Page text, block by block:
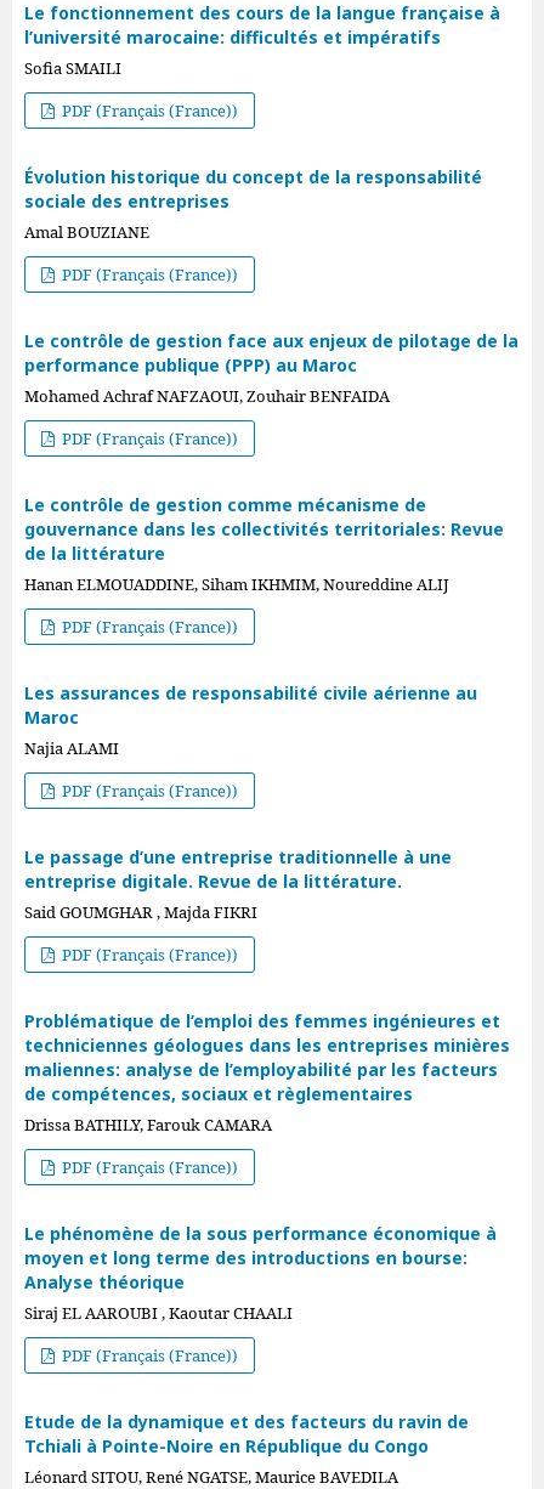
Le fonctionnement des cours de la langue française à
l’université marocaine: difficultés et impératifs
Sofia SMAILI
PDF (Français (France))
Évolution historique du concept de la responsabilité
sociale des entreprises
Amal BOUZIANE
PDF (Français (France))
Le contrôle de gestion face aux enjeux de pilotage de la
performance publique (PPP) au Maroc
Mohamed Achraf NAFZAOUI, Zouhair BENFAIDA
PDF (Français (France))
Le contrôle de gestion comme mécanisme de
gouvernance dans les collectivités territoriales: Revue
de la littérature
Hanan ELMOUADDINE, Siham IKHMIM, Noureddine ALIJ
PDF (Français (France))
Les assurances de responsabilité civile aérienne au
Maroc
Najia ALAMI
PDF (Français (France))
Le passage d’une entreprise traditionnelle à une
entreprise digitale. Revue de la littérature.
Said GOUMGHAR , Majda FIKRI
PDF (Français (France))
Problématique de l’emploi des femmes ingénieures et
techniciennes géologues dans les entreprises minières
maliennes: analyse de l’employabilité par les facteurs
de compétences, sociaux et règlementaires
Drissa BATHILY, Farouk CAMARA
PDF (Français (France))
Le phénomène de la sous performance économique à
moyen et long terme des introductions en bourse:
Analyse théorique
Siraj EL AAROUBI , Kaoutar CHAALI
PDF (Français (France))
Etude de la dynamique et des facteurs du ravin de
Tchiali à Pointe-Noire en République du Congo
Léonard SITOU, René NGATSE, Maurice BAVEDILA